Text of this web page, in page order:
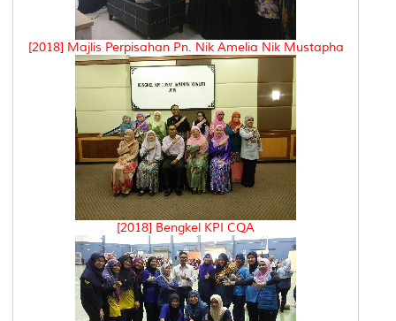
[2018] Majlis Perpisahan Pn. Nik Amelia Nik Mustapha
[2018] Bengkel KPI CQA